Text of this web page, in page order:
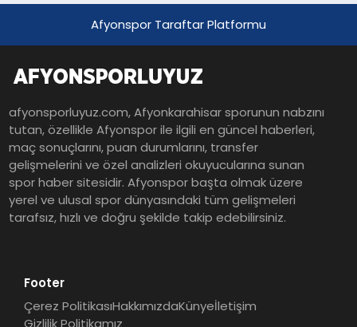
Afyonspor Taraftar Platformu
afyonsporluyuz.com, Afyonkarahisar sporunun nabzını
tutan, özellikle Afyonspor ile ilgili en güncel haberleri,
maç sonuçlarını, puan durumlarını, transfer
gelişmelerini ve özel analizleri okuyucularına sunan
spor haber sitesidir. Afyonspor başta olmak üzere
yerel ve ulusal spor dünyasındaki tüm gelişmeleri
tarafsız, hızlı ve doğru şekilde takip edebilirsiniz.
Footer
Çerez PolitikasıHakkımızdaKünyeİletişim
Gizlilik Politikamız